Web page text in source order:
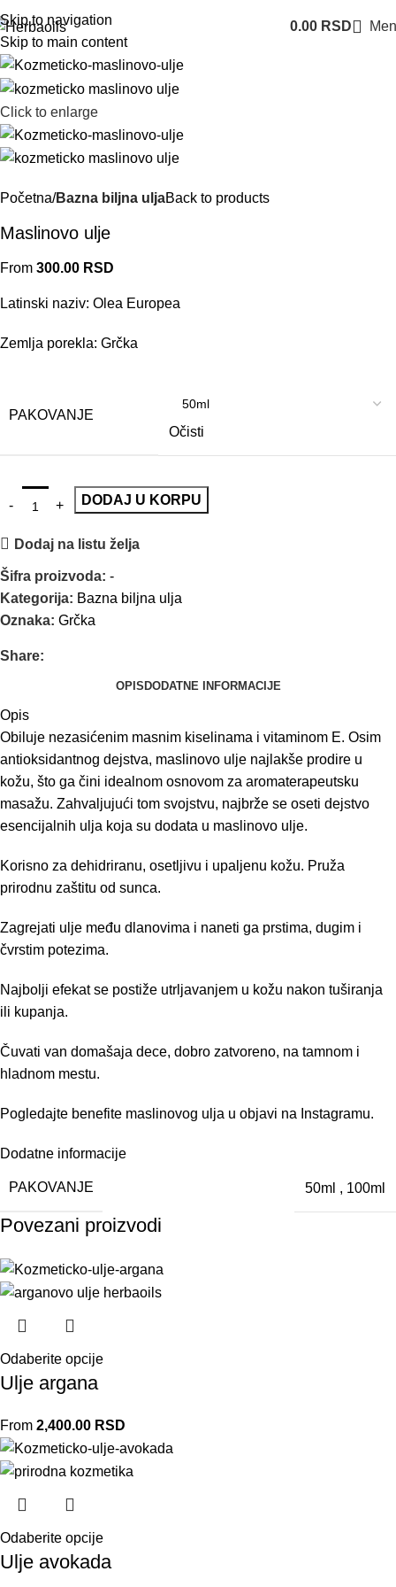
Skip to navigation
Skip to main content
0.00 RSD
Click to enlarge
Početna Bazna biljna uljaBack to products
Maslinovo ulje
From 300.00 RSD
Latinski naziv: Olea Europea
Zemlja porekla: Grčka
PAKOVANJE
Očisti
DODAJ U KORPU
Dodaj na listu želja
Šifra proizvoda: -
Kategorija: Bazna biljna ulja
Oznaka: Grčka
Share:
OPIS DODATNE INFORMACIJE
Opis
Obiluje nezasićenim masnim kiselinama i vitaminom E. Osim
antioksidantnog dejstva, maslinovo ulje najlakše prodire u
kožu, što ga čini idealnom osnovom za aromaterapeutsku
masažu. Zahvaljujući tom svojstvu, najbrže se oseti dejstvo
esencijalnih ulja koja su dodata u maslinovo ulje.
Korisno za dehidriranu, osetljivu i upaljenu kožu. Pruža
prirodnu zaštitu od sunca.
Zagrejati ulje među dlanovima i naneti ga prstima, dugim i
čvrstim potezima.
Najbolji efekat se postiže utrljavanjem u kožu nakon tuširanja
ili kupanja.
Čuvati van domašaja dece, dobro zatvoreno, na tamnom i
hladnom mestu.
Pogledajte benefite maslinovog ulja u objavi na Instagramu.
Dodatne informacije
PAKOVANJE 50ml , 100ml
Povezani proizvodi
Odaberite opcije
Ulje argana
From 2,400.00 RSD
Odaberite opcije
Ulje avokada